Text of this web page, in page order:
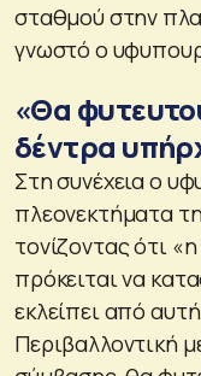
σταθμού στην
γνωστό ο
«Θα
δέντρα
Στη συνέχεια ο
πλεονεκτήματα
τονίζοντας ότι
πρόκειται να
εκλείπει από
Περιβαλλοντική